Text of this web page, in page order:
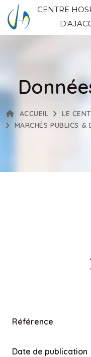
CENTRE
ACCUEIL
LE
MARCHÉS PUBLICS &
Référence
Date de publication